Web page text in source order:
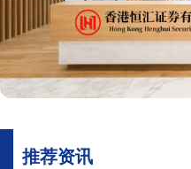
推荐资讯